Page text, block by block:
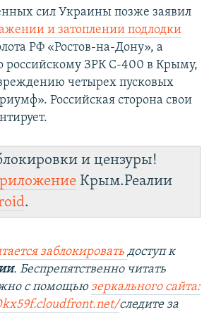
сил Украины позже заявил
и затоплении подлодки
РФ «Ростов-на-Дону», а
российскому ЗРК С-400 в Крыму,
четырех пусковых
Российская сторона свои
и цензуры!
Крым.Реалии
.
заблокировать доступ к
. Беспрепятственно читать
с помощью зеркального сайта:
следите за